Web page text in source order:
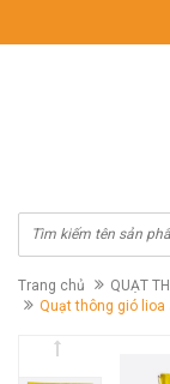
Trang chủ
QUẠT
Quạt thông gió lioa